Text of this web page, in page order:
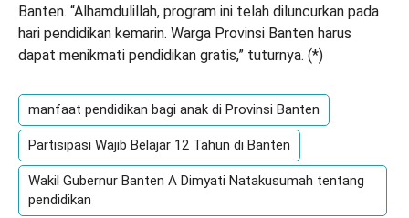
Banten. “Alhamdulillah, program ini telah diluncurkan pada
hari pendidikan kemarin. Warga Provinsi Banten harus
dapat menikmati pendidikan gratis,” tuturnya. (*)
manfaat pendidikan bagi anak di Provinsi Banten
Partisipasi Wajib Belajar 12 Tahun di Banten
Wakil Gubernur Banten A Dimyati Natakusumah tentang
pendidikan